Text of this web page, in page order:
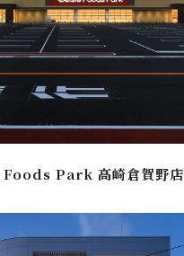
Foods Park 高崎倉賀野店